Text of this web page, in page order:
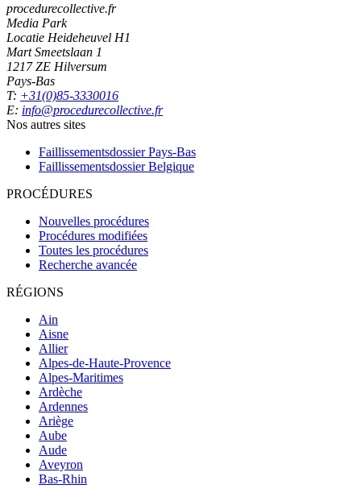
procedurecollective.fr
Media Park
Locatie Heideheuvel H1
Mart Smeetslaan 1
1217 ZE Hilversum
Pays-Bas
T: +31(0)85-3330016
E: info@procedurecollective.fr
Nos autres sites
Faillissementsdossier Pays-Bas
Faillissementsdossier Belgique
PROCÉDURES
Nouvelles procédures
Procédures modifiées
Toutes les procédures
Recherche avancée
RÉGIONS
Ain
Aisne
Allier
Alpes-de-Haute-Provence
Alpes-Maritimes
Ardèche
Ardennes
Ariège
Aube
Aude
Aveyron
Bas-Rhin